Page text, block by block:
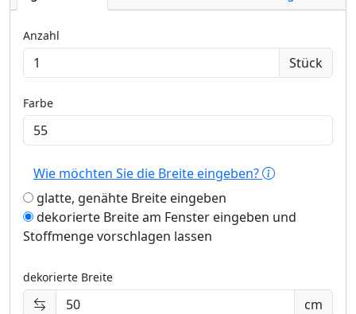
Anzahl
Stück
Farbe
Wie möchten Sie die Breite eingeben?
glatte, genähte Breite eingeben
dekorierte Breite am Fenster eingeben und
Stoffmenge vorschlagen lassen
dekorierte Breite
cm